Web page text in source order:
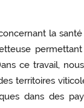
la
ce travail,
territoires
dans des